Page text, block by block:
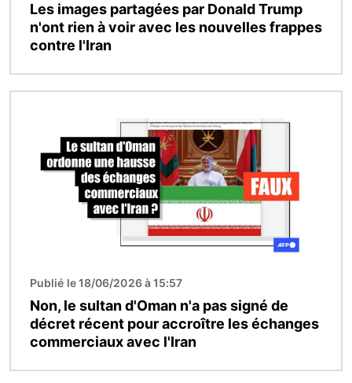
Les images partagées par Donald Trump
n'ont rien à voir avec les nouvelles frappes
contre l'Iran
Publié le 18/06/2026 à 15:57
Non, le sultan d'Oman n'a pas signé de
décret récent pour accroître les échanges
commerciaux avec l'Iran